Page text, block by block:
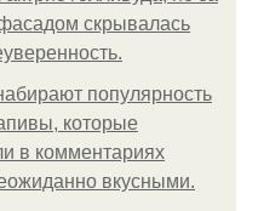
скрывалась
популярность
которые
в комментариях
вкусными.